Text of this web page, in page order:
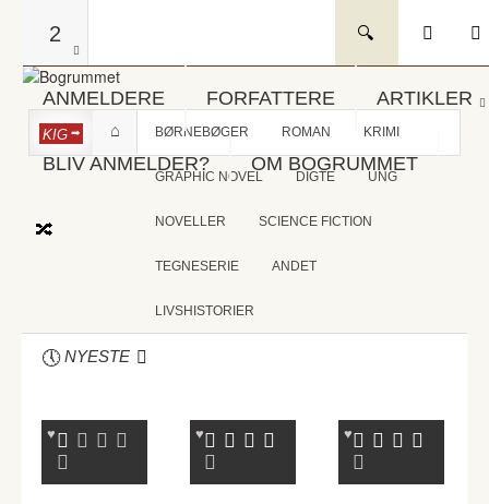
2
ANMELDERE FORFATTERE ARTIKLER
BLIV ANMELDER? OM BOGRUMMET
KIG BØRNEBØGER ROMAN KRIMI
GRAPHIC NOVEL DIGTE UNG
NOVELLER SCIENCE FICTION
TEGNESERIE ANDET
LIVSHISTORIER
NYESTE